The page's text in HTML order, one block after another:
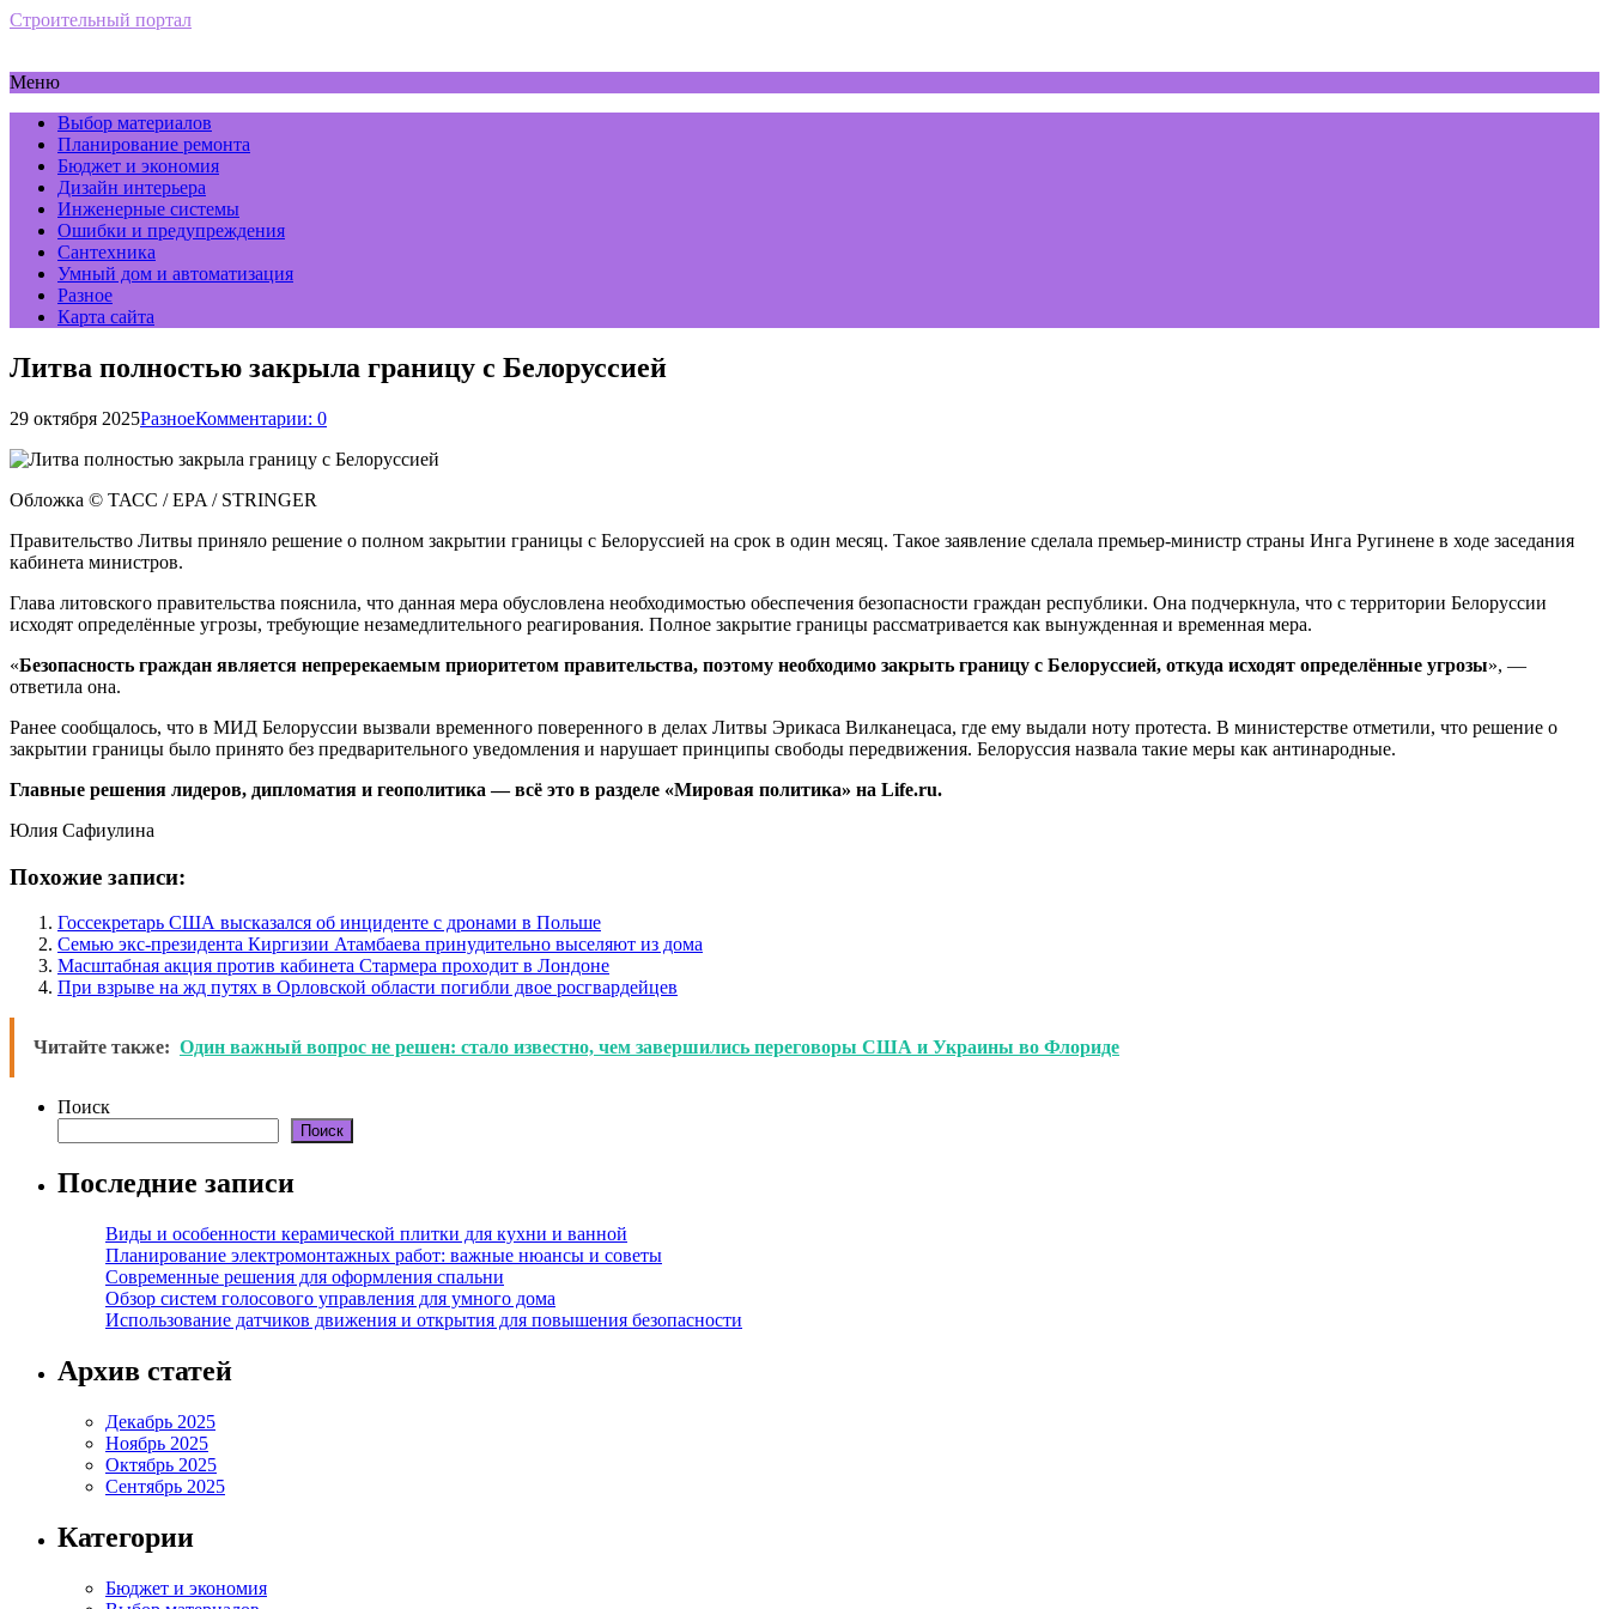
Строительный портал
Меню
Выбор материалов
Планирование ремонта
Бюджет и экономия
Дизайн интерьера
Инженерные системы
Ошибки и предупреждения
Сантехника
Умный дом и автоматизация
Разное
Карта сайта
Литва полностью закрыла границу с Белоруссией
29 октября 2025РазноеКомментарии: 0
Обложка © ТАСС / EPA / STRINGER
Правительство Литвы приняло решение о полном закрытии границы с Белоруссией на срок в один месяц. Такое заявление сделала премьер-министр страны Инга Ругинене в ходе заседания
кабинета министров.
Глава литовского правительства пояснила, что данная мера обусловлена необходимостью обеспечения безопасности граждан республики. Она подчеркнула, что с территории Белоруссии
исходят определённые угрозы, требующие незамедлительного реагирования. Полное закрытие границы рассматривается как вынужденная и временная мера.
«Безопасность граждан является непререкаемым приоритетом правительства, поэтому необходимо закрыть границу с Белоруссией, откуда исходят определённые угрозы», —
ответила она.
Ранее сообщалось, что в МИД Белоруссии вызвали временного поверенного в делах Литвы Эрикаса Вилканецаса, где ему выдали ноту протеста. В министерстве отметили, что решение о
закрытии границы было принято без предварительного уведомления и нарушает принципы свободы передвижения. Белоруссия назвала такие меры как антинародные.
Главные решения лидеров, дипломатия и геополитика — всё это в разделе «Мировая политика» на Life.ru.
Юлия Сафиулина
Похожие записи:
Госсекретарь США высказался об инциденте с дронами в Польше
Семью экс-президента Киргизии Атамбаева принудительно выселяют из дома
Масштабная акция против кабинета Стармера проходит в Лондоне
При взрыве на жд путях в Орловской области погибли двое росгвардейцев
Читайте также: Один важный вопрос не решен: стало известно, чем завершились переговоры США и Украины во Флориде
Поиск
Поиск
Последние записи
Виды и особенности керамической плитки для кухни и ванной
Планирование электромонтажных работ: важные нюансы и советы
Современные решения для оформления спальни
Обзор систем голосового управления для умного дома
Использование датчиков движения и открытия для повышения безопасности
Архив статей
Декабрь 2025
Ноябрь 2025
Октябрь 2025
Сентябрь 2025
Категории
Бюджет и экономия